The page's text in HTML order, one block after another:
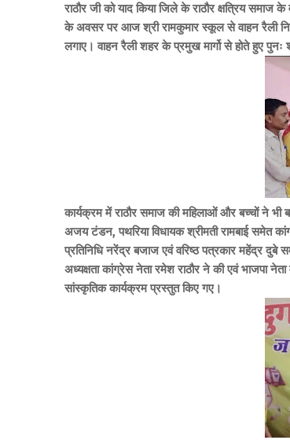
राठौर जी को याद किया जिले के राठौर क्षत्रिय
के अवसर पर आज श्री रामकुमार स्कूल से वाहन रैली
लगाए। वाहन रैली शहर के प्रमुख मार्गो से होते हुए
कार्यक्रम में राठौर समाज की महिलाओं और बच्चों ने
अजय टंडन, पथरिया विधायक श्रीमती रामबाई समेत
प्रतिनिधि नरेंद्र बजाज एवं वरिष्ठ पत्रकार महेंद्र
अध्यक्षता कांग्रेस नेता रमेश राठौर ने की एवं भाजपा
सांस्कृतिक कार्यक्रम प्रस्तुत किए गए।